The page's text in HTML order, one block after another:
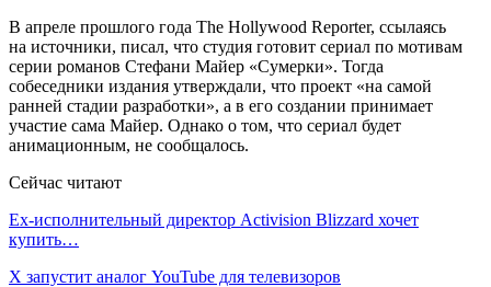
В апреле прошлого года The Hollywood Reporter, ссылаясь
на источники, писал, что студия готовит сериал по мотивам
серии романов Стефани Майер «Сумерки». Тогда
собеседники издания утверждали, что проект «на самой
ранней стадии разработки», а в его создании принимает
участие сама Майер. Однако о том, что сериал будет
анимационным, не сообщалось.
Сейчас читают
Ex-исполнительный директор Activision Blizzard хочет
купить…
X запустит аналог YouTube для телевизоров